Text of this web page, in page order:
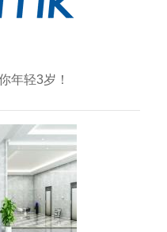
年轻3岁！